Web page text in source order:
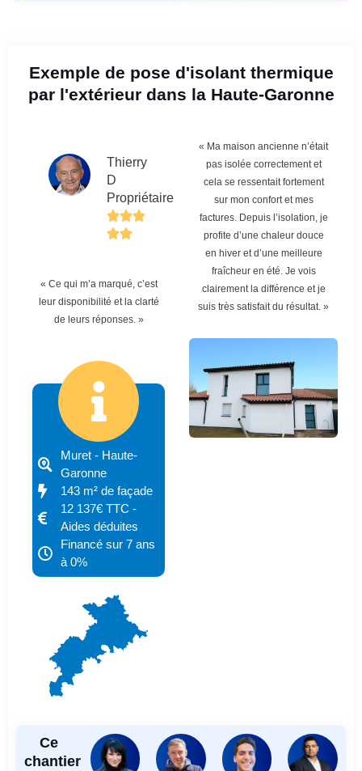
Exemple de pose d'isolant thermique
par l'extérieur dans la Haute-Garonne
Thierry
D
Propriétaire
« Ce qui m’a marqué, c’est
leur disponibilité et la clarté
de leurs réponses. »
Muret - Haute-
Garonne
143 m² de façade
12 137€ TTC -
Aides déduites
Financé sur 7 ans
à 0%
« Ma maison ancienne n’était
pas isolée correctement et
cela se ressentait fortement
sur mon confort et mes
factures. Depuis l’isolation, je
profite d’une chaleur douce
en hiver et d’une meilleure
fraîcheur en été. Je vois
clairement la différence et je
suis très satisfait du résultat. »
Ce
chantier